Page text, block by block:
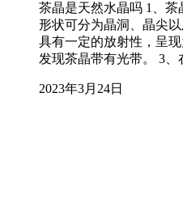
茶晶是天然水晶吗 1、
形状可分为晶洞、晶尖
具有一定的放射性，呈
发现茶晶带有光带。 3
2023年3月24日